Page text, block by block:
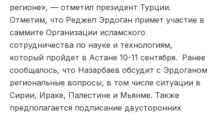
регионе», — отметил президент Турции.
Отметим, что Реджеп Эрдоган примет участие в
саммите Организации исламского
сотрудничества по науке и технологиям,
который пройдет в Астане 10-11 сентября. Ранее
сообщалось, что Назарбаев обсудит с Эрдоганом
региональные вопросы, в том числе ситуации в
Сирии, Ираке, Палестине и Мьянме. Также
предполагается подписание двусторонних